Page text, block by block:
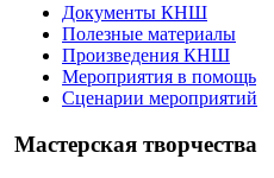
Документы КНШ
Полезные материалы
Произведения КНШ
Мероприятия в помощь
Сценарии мероприятий
Мастерская творчества